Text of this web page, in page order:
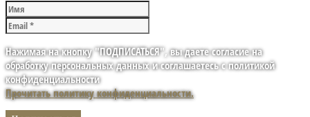
Нажимая на кнопку "ПОДПИСАТЬСЯ", вы даете согласие на
обработку персональных данных и соглашаетесь с политикой
конфиденциальности
Прочитать политику конфиденциальности.